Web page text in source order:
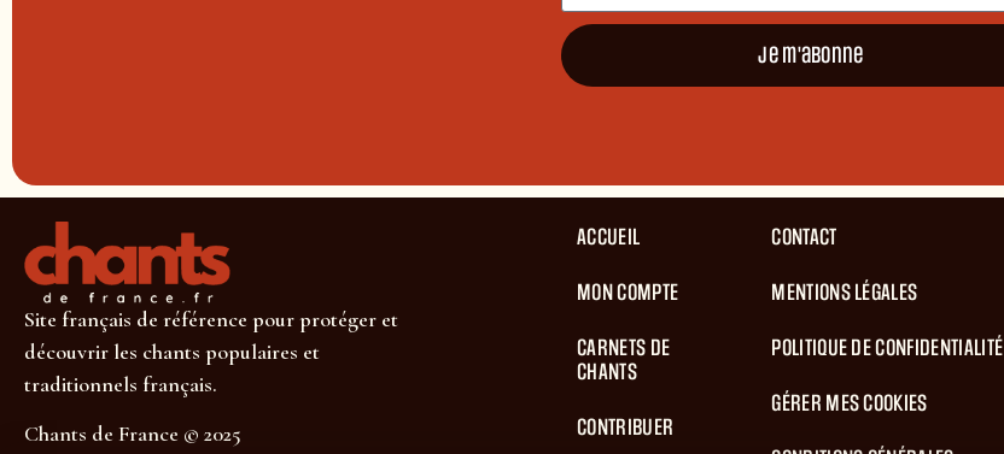
Je m'abonne
Site français de référence pour protéger et
découvrir les chants populaires et
traditionnels français.
Chants de France © 2025
ACCUEIL
MON COMPTE
CARNETS DE
CHANTS
CONTRIBUER
CONTACT
MENTIONS LÉGALES
POLITIQUE DE CONFIDENTIALITÉ
GÉRER MES COOKIES